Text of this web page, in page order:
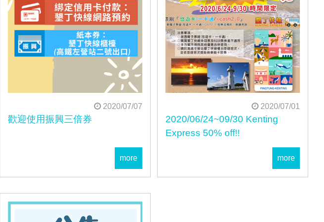
2020/07/07
歡迎使用振興三倍券
more
2020/07/01
2020/06/24~09/30 Kenting
Express 50% off!!
more